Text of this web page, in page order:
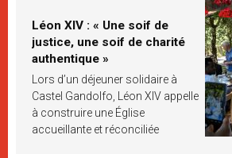
Léon XIV : « Une soif de
justice, une soif de charité
authentique »
Lors d’un déjeuner solidaire à
Castel Gandolfo, Léon XIV appelle
à construire une Église
accueillante et réconciliée